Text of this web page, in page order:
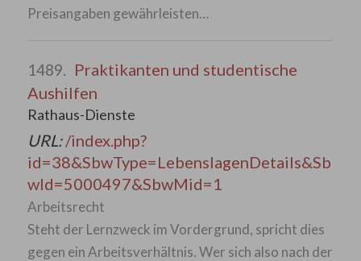
Preisangaben gewährleisten…
1489. Praktikanten und studentische
Aushilfen
Rathaus-Dienste
URL:/index.php?
id=38&SbwType=LebenslagenDetails&Sb
wId=5000497&SbwMid=1
Arbeitsrecht
Steht der Lernzweck im Vordergrund, spricht dies
gegen ein Arbeitsverhältnis. Wer sich also nach der